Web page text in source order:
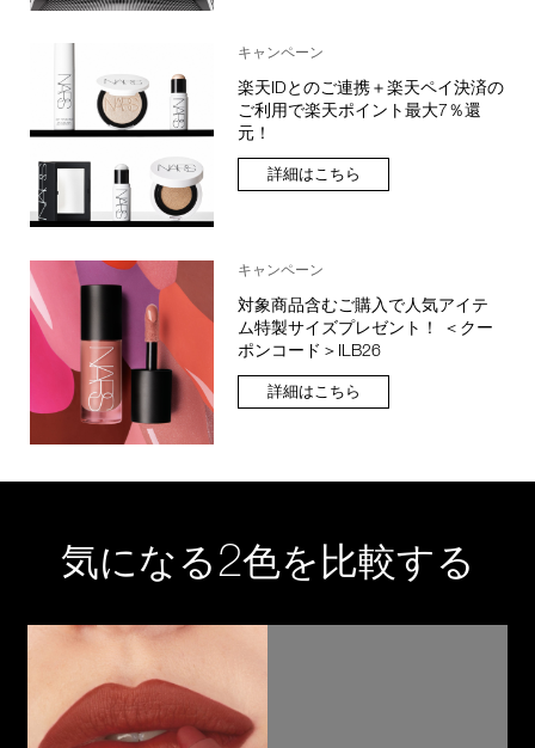
キャンペーン
楽天IDとのご連携＋楽天ペイ決済の
ご利用で楽天ポイント最大7％還
元！
詳細はこちら
キャンペーン
対象商品含むご購入で人気アイテ
ム特製サイズプレゼント！ ＜クー
ポンコード＞ILB26
詳細はこちら
気になる2色を比較する